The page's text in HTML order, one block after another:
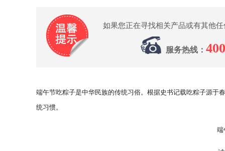
如果您正在寻找相关产品或有其他
服务热线：
端午节吃粽子是中华民族的传统习俗。根据史书记载吃粽子源于
统习惯。
端